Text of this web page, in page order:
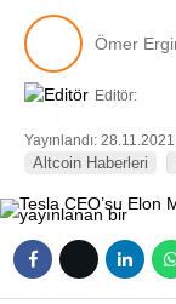
Ömer
Editör:
Yayınlandı:
Altcoin Haberleri